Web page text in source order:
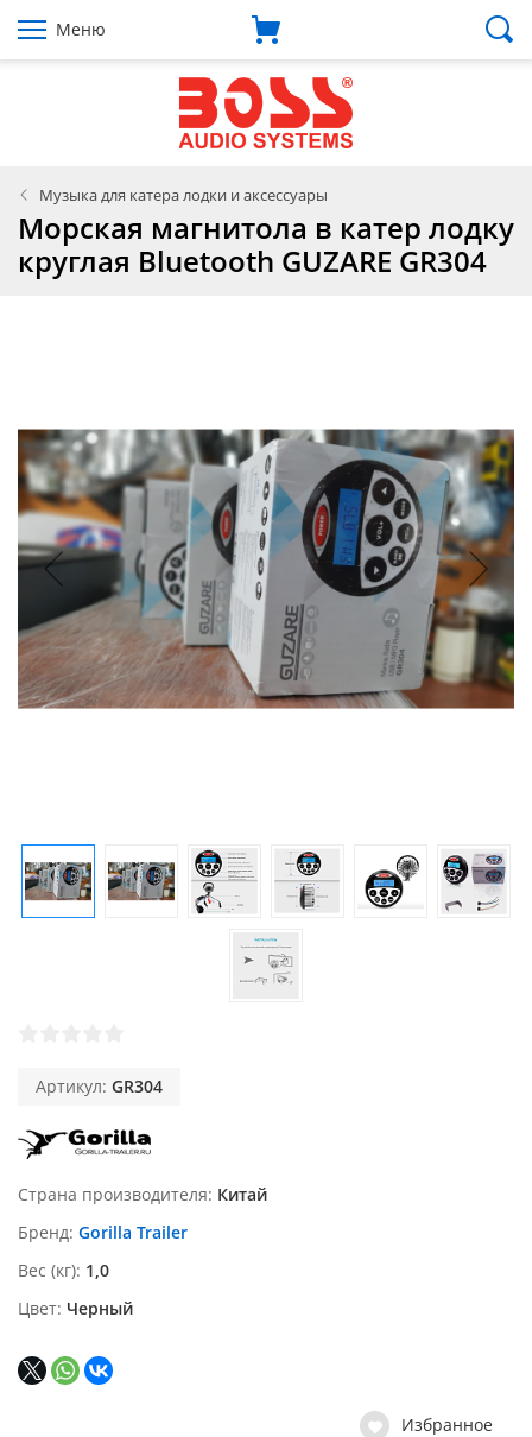
Меню
Музыка для катера лодки и аксессуары
Морская магнитола в катер лодку
круглая Bluetooth GUZARE GR304
Артикул: GR304
Страна производителя Китай
Бренд Gorilla Trailer
Вес (кг) 1,0
Цвет Черный
Избранное